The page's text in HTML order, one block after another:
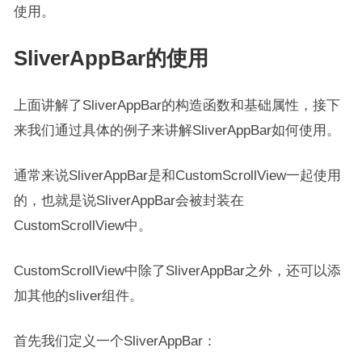
使用。
SliverAppBar的使用
上面讲解了SliverAppBar的构造函数和基础属性，接下
来我们通过具体的例子来讲解SliverAppBar如何使用。
通常来说SliverAppBar是和CustomScrollView一起使用
的，也就是说SliverAppBar会被封装在
CustomScrollView中。
CustomScrollView中除了SliverAppBar之外，还可以添
加其他的sliver组件。
首先我们定义一个SliverAppBar：